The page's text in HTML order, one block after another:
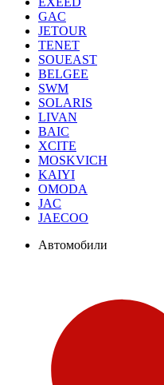
GAC
JETOUR
TENET
SOUEAST
BELGEE
SWM
SOLARIS
LIVAN
BAIC
XCITE
MOSKVICH
KAIYI
OMODA
JAC
JAECOO
Автомобили